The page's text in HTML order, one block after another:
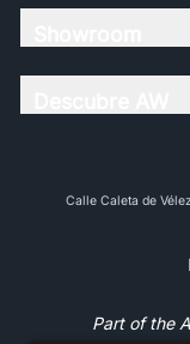
Calle Caleta de
Part of the